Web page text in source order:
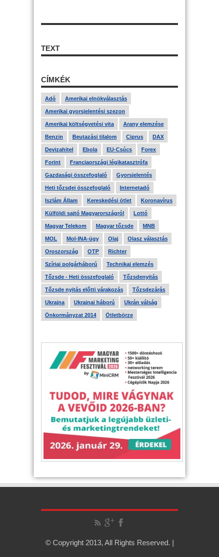
TEXT
CÍMKÉK
Adó Amerikai elnökválasztás
Amerikai gyorsjelentési szezon
Amerikai költségvetési vita Arany elemzése
Benzin Beutazási tilalom Ciprus DAX
Devizahitel Ebola EU-Csúcs Forex
Forint Franciaországi légikatasztrófa
Gazdasági összefoglaló Gyorsjelentés
Heti tőzsdei összefoglaló Internetadó
Iszlám Állam Kereskedési ötlet Koronavírus
Külföldi sajtó Magyarországról Lottó
Magyar Telekom Magyar tőzsde MNB
MOL Mol-INA-ügy Olaj Olasz választás
Oroszország OTP Richter
Szíriai polgárháború Technikai elemzés
Tőzsde - Heti összefoglaló Tőzsdenyitás
Tőzsde nyitás előtti várakozás Tőzsdezárás
Ukrajna Ukrajnai háború Ukrán válság
Önkormányzat 2014 Ötletbörze
© Copyright 2013, All Rights Reserved. |